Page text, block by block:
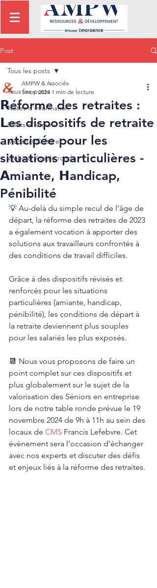
Post
Tous les posts
Notes d'information
Billets d'humeur
Mécénat Culturel
Webinar / table ronde
Tous les posts
𝗥éforme des retraites :
𝗟es dispositifs de retraite
anticipée pour les
situations particulières -
𝗔miante, 𝗛andicap,
Pénibilité
AMPW & Associés
5 nov. 2024 1 min de lecture
💡 Au-delà du simple recul de l’âge de
départ, la réforme des retraites de 2023
a également vocation à apporter des
solutions aux travailleurs confrontés à
des conditions de travail difficiles.
Grâce à des dispositifs révisés et
renforcés pour les situations
particulières (amiante, handicap,
pénibilité), les conditions de départ à
la retraite deviennent plus souples
pour les salariés les plus exposés.
📆 Nous vous proposons de faire un
point complet sur ces dispositifs et
plus globalement sur le sujet de la
valorisation des Séniors en entreprise
lors de notre table ronde prévue le 19
novembre 2024 de 9h à 11h au sein des
locaux de CMS Francis Lefebvre. Cet
évènement sera l’occasion d’échanger
avec nos experts et discuter des défis
et enjeux liés à la réforme des retraites.